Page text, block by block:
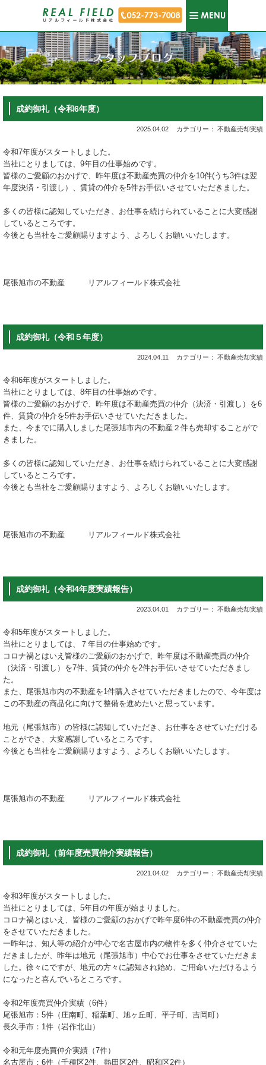
成約御礼（令和6年度）
2025.04.02 カテゴリー： 不動産売却実績
令和7年度がスタートしました。
当社にとりましては、9年目の仕事始めです。
皆様のご愛顧のおかげで、昨年度は不動産売買の仲介を10件(うち3件は翌
年度決済・引渡し）、賃貸の仲介を5件お手伝いさせていただきました。
多くの皆様に認知していただき、お仕事を続けられていることに大変感謝
しているところです。
今後とも当社をご愛顧賜りますよう、よろしくお願いいたします。
尾張旭市の不動産 リアルフィールド株式会社
成約御礼（令和５年度）
2024.04.11 カテゴリー： 不動産売却実績
令和6年度がスタートしました。
当社にとりましては、8年目の仕事始めです。
皆様のご愛顧のおかげで、昨年度は不動産売買の仲介（決済・引渡し）を6
件、賃貸の仲介を5件お手伝いさせていただきました。
また、今までに購入しました尾張旭市内の不動産２件も売却することがで
きました。
多くの皆様に認知していただき、お仕事を続けられていることに大変感謝
しているところです。
今後とも当社をご愛顧賜りますよう、よろしくお願いいたします。
尾張旭市の不動産 リアルフィールド株式会社
成約御礼（令和4年度実績報告）
2023.04.01 カテゴリー： 不動産売却実績
令和5年度がスタートしました。
当社にとりましては、７年目の仕事始めです。
コロナ禍とはいえ皆様のご愛顧のおかげで、昨年度は不動産売買の仲介
（決済・引渡し）を7件、賃貸の仲介を2件お手伝いさせていただきまし
た。
また、尾張旭市内の不動産を1件購入させていただきましたので、今年度は
この不動産の商品化に向けて整備を進めたいと思っています。
地元（尾張旭市）の皆様に認知していただき、お仕事をさせていただける
ことができ、大変感謝しているところです。
今後とも当社をご愛顧賜りますよう、よろしくお願いいたします。
尾張旭市の不動産 リアルフィールド株式会社
成約御礼（前年度売買仲介実績報告）
2021.04.02 カテゴリー： 不動産売却実績
令和3年度がスタートしました。
当社にとりましては、5年目の年度が始まりました。
コロナ禍とはいえ、皆様のご愛顧のおかげで昨年度6件の不動産売買の仲介
をさせていただきました。
一昨年は、知人等の紹介が中心で名古屋市内の物件を多く仲介させていた
だきましたが、昨年は地元（尾張旭市）中心でお仕事をさせていただきま
した。徐々にですが、地元の方々に認知され始め、ご用命いただけるよう
になったと喜んでいるところです。
令和2年度売買仲介実績（6件）
尾張旭市：5件（庄南町、稲葉町、旭ヶ丘町、平子町、吉岡町）
長久手市：1件（岩作北山）
令和元年度売買仲介実績（7件）
名古屋市：6件（千種区2件、熱田区2件、昭和区2件）